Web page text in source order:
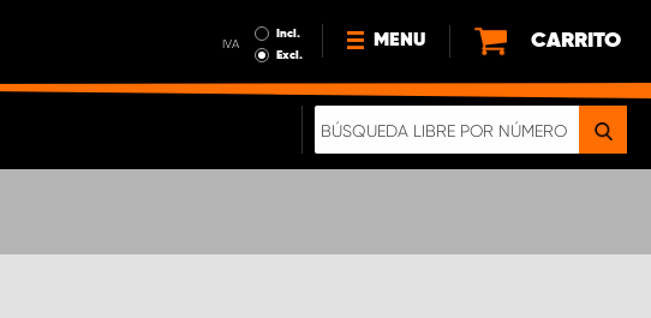
IVA
Incl.
Excl.
MENU
NOTICIAS
CARRITO